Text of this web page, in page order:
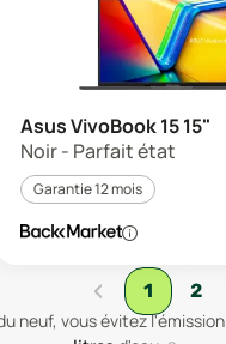
Asus VivoBook 15 15"
Noir - Parfait état
Garantie 12 mois
‹ 1 2
neuf, vous évitez